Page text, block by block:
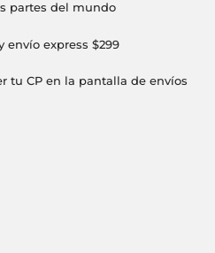
partes del mundo
envío express $299
tu CP en la pantalla de envíos